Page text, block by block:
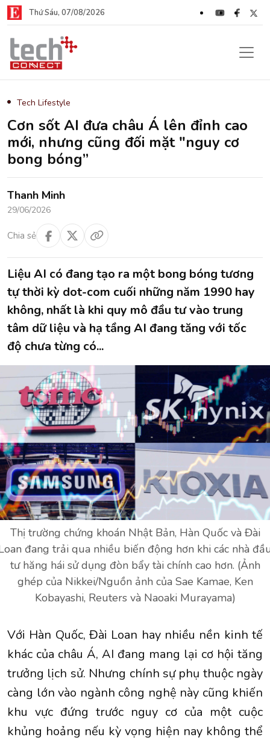
Thứ Sáu, 07/08/2026
Tech Lifestyle
Cơn sốt AI đưa châu Á lên đỉnh cao
mới, nhưng cũng đối mặt "nguy cơ
bong bóng”
Thanh Minh
29/06/2026
Chia sẻ
Liệu AI có đang tạo ra một bong bóng tương
tự thời kỳ dot-com cuối những năm 1990 hay
không, nhất là khi quy mô đầu tư vào trung
tâm dữ liệu và hạ tầng AI đang tăng với tốc
độ chưa từng có...
Thị trường chứng khoán Nhật Bản, Hàn Quốc và Đài
đang trải qua nhiều biến động hơn khi các nhà
tư hăng hái sử dụng đòn bẩy tài chính cao hơn. (Ảnh
ghép của Nikkei/Nguồn ảnh của Sae Kamae, Ken
Kobayashi, Reuters và Naoaki Murayama)
Với Hàn Quốc, Đài Loan hay nhiều nền kinh tế
khác của châu Á, AI đang mang lại cơ hội tăng
trưởng lịch sử. Nhưng chính sự phụ thuộc ngày
càng lớn vào ngành công nghệ này cũng khiến
khu vực đứng trước nguy cơ của một cuộc
khủng hoảng nếu kỳ vọng hiện nay không thể